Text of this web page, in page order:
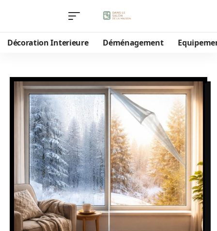
Décoration Interieure Déménagement